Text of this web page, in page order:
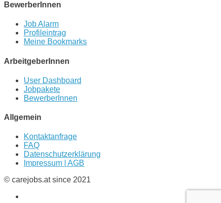
BewerberInnen
Job Alarm
Profileintrag
Meine Bookmarks
ArbeitgeberInnen
User Dashboard
Jobpakete
BewerberInnen
Allgemein
Kontaktanfrage
FAQ
Datenschutzerklärung
Impressum | AGB
© carejobs.at since 2021